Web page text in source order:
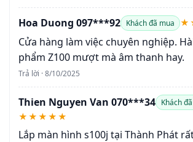
Hoa Duong 097***92 Khách đã mua
Cửa hàng làm việc chuyên nghiệp.
phẩm Z100 mượt mà âm thanh hay.
Trả lời · 8/10/2025
Thien Nguyen Van 070***34 Khách
★★★★★
Lắp màn hình s100j tại Thành Phát